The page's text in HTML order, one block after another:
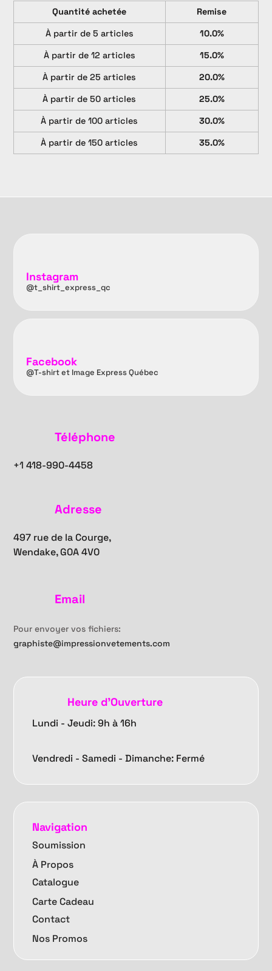
Quantité achetée
Remise
À partir de 5 articles
10.0%
À partir de 12 articles
15.0%
À partir de 25 articles
20.0%
À partir de 50 articles
25.0%
À partir de 100 articles
30.0%
À partir de 150 articles
35.0%
Instagram
@t_shirt_express_qc
Facebook
@T-shirt et Image Express Québec
Téléphone
+1418-990-4458
Adresse
497 rue de la Courge,
Wendake, G0A 4V0
Email
Pour envoyer vos fichiers:
graphiste@impressionvetements.com
Heure d'Ouverture
Lundi - Jeudi: 9h à 16h
Vendredi -Samedi - Dimanche: Fermé
Navigation
Soumission
À Propos
Catalogue
Carte Cadeau
Contact
Nos Promos